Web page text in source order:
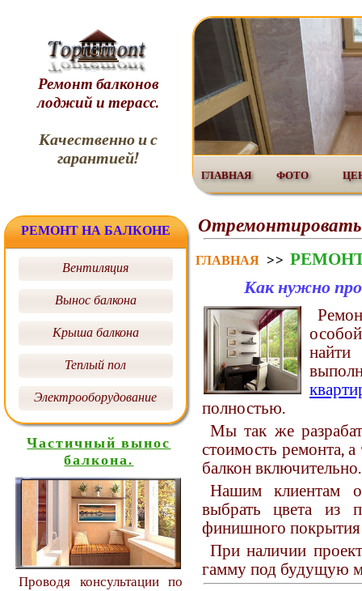
Ремонт балконов
лоджий и терасс.
Качественно и с
гарантией!
ГЛАВНАЯ ФОТО
Частичный вынос
балкона.
Проводя консультации по
РЕМОНТ НА БАЛКОНЕ
Вентиляция
Вынос балкона
Крыша балкона
Теплый пол
Электрооборудование
Отремонтировать
ГЛАВНАЯ>>
Как нужно
полностью.
Мы так же
стоимость ремонта,
балкон включительно.
Нашим клиентам
выбрать цвета из
финишного покрытия
При наличии
гамму под будущую